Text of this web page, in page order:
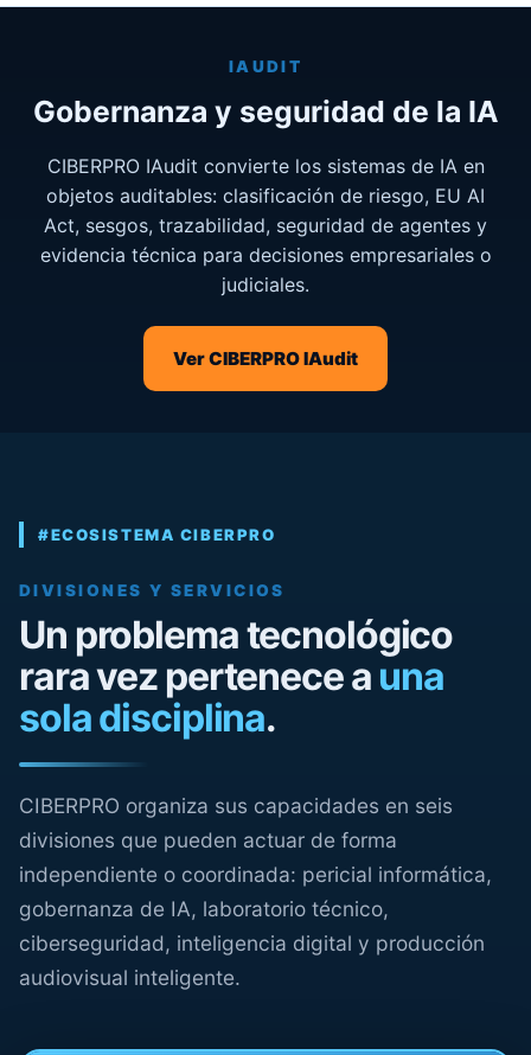
IAUDIT
Gobernanza y seguridad de la IA
CIBERPRO IAudit convierte los sistemas de IA en
objetos auditables: clasificación de riesgo, EU AI
Act, sesgos, trazabilidad, seguridad de agentes y
evidencia técnica para decisiones empresariales o
judiciales.
Ver CIBERPRO IAudit
#ECOSISTEMA CIBERPRO
DIVISIONES Y SERVICIOS
Un problema tecnológico
rara vez pertenece a una
sola disciplina.
CIBERPRO organiza sus capacidades en seis
divisiones que pueden actuar de forma
independiente o coordinada: pericial informática,
gobernanza de IA, laboratorio técnico,
ciberseguridad, inteligencia digital y producción
audiovisual inteligente.